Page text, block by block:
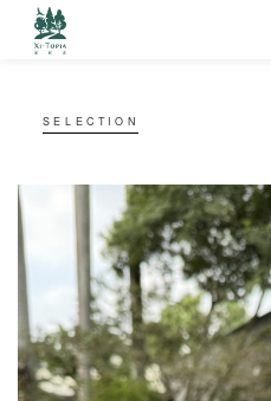
SELECTION